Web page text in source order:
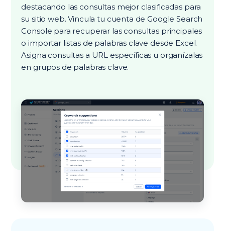
destacando las consultas mejor clasificadas para
su sitio web. Vincula tu cuenta de Google Search
Console para recuperar las consultas principales
o importar listas de palabras clave desde Excel.
Asigna consultas a URL específicas u organízalas
en grupos de palabras clave.